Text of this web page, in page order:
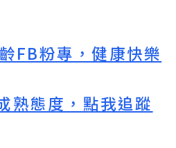
FB粉專，健康快樂
熟態度，點我追蹤